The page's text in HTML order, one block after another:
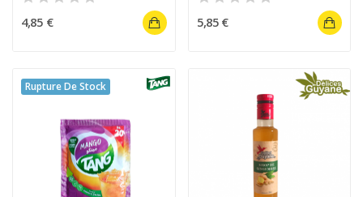
4,85 € 5,85 €
Rupture De Stock